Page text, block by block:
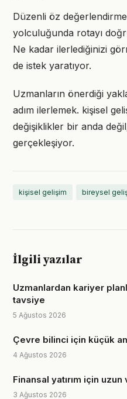
Düzenli öz
yolculuğunda rotayı
Ne kadar ilerlediğinizi
de istek yaratıyor.
Uzmanların önerdiği
adım ilerlemek. kişisel
değişiklikler bir anda
gerçekleşiyor.
kişisel gelişim bireysel
İlgili yazılar
Uzmanlardan kariyer
tavsiye
5 Ağustos 2026
Çevre bilinci için küçük
4 Ağustos 2026
Finansal yatırım için
3 Ağustos 2026